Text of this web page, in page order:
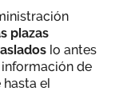
plazas
lo antes
de
el